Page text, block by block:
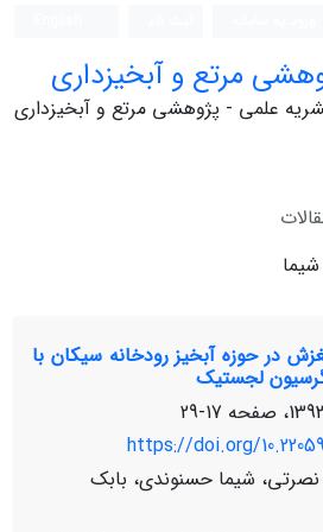
مرتع و آبخیزداری
علمی - پژوهشی مرتع و آبخیزداری
در حوزه آبخیز رودخانه سیکان با
لجستیک
17-29
https://doi.org/
شیما حسنوندی، بابک